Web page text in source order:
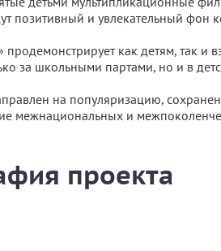
позитивный и увлекательный фон
как детям, так и
за школьными партами, но и в
на популяризацию,
межнациональных и
проекта